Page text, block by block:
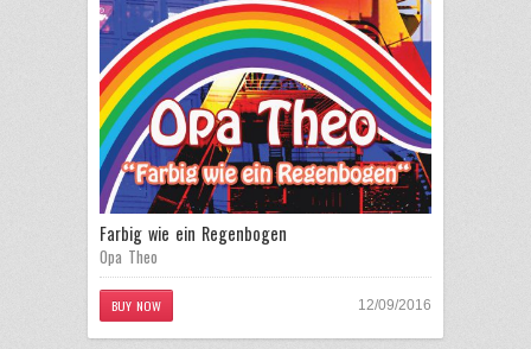
Farbig wie ein Regenbogen
Opa Theo
BUY NOW 12/09/2016